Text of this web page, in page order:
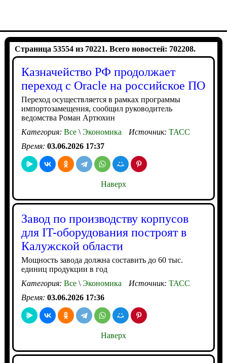
Страница 53554 из 70221. Всего новостей: 702208.
Казначейство РФ продолжает
переход с Oracle на российское ПО
Переход осуществляется в рамках программы
импортозамещения, сообщил руководитель
ведомства Роман Артюхин
Категория: Все\Экономика Источник: ТАСС
Время: 03.06.2026 17:37
Наверх
Завод по производству корпусов
для IT-оборудования построят в
Калужской области
Мощность завода должна составить до 60 тыс.
единиц продукции в год
Категория: Все\Экономика Источник: ТАСС
Время: 03.06.2026 17:36
Наверх